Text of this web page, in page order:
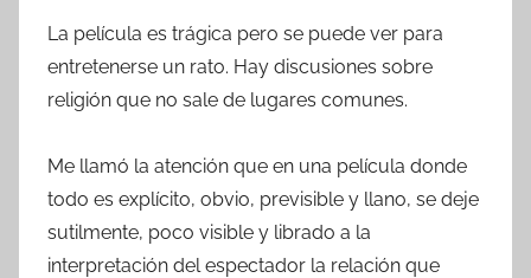
La película es trágica pero se puede ver para
entretenerse un rato. Hay discusiones sobre
religión que no sale de lugares comunes.
Me llamó la atención que en una película donde
todo es explícito, obvio, previsible y llano, se deje
sutilmente, poco visible y librado a la
interpretación del espectador la relación que